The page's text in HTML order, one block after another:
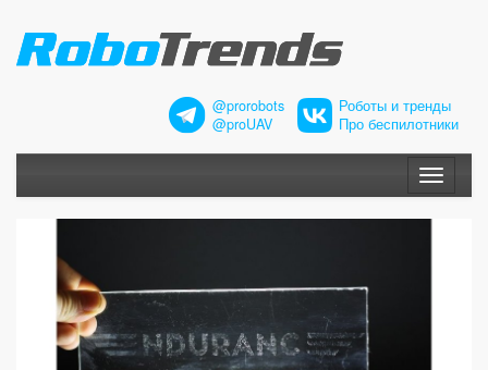
@prorobots
@proUAV
Роботы и тренды
Про беспилотники
Меню